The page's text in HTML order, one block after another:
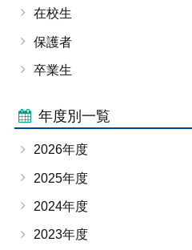
在校生
保護者
卒業生
年度別一覧
2026年度
2025年度
2024年度
2023年度
保護者の方へ